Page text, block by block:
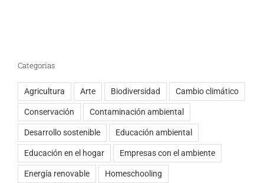
Categorías
Agricultura Arte Biodiversidad Cambio climático
Conservación Contaminación ambiental
Desarrollo sostenible Educación ambiental
Educación en el hogar Empresas con el ambiente
Energía renovable Homeschooling